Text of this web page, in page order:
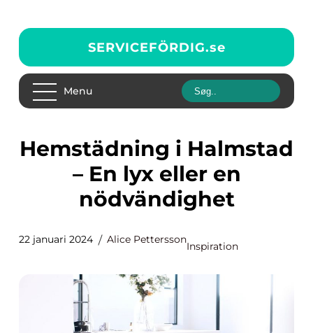
SERVICEFÖRDIG.se
Menu
Hemstädning i Halmstad
– En lyx eller en
nödvändighet
22 januari 2024 Alice Pettersson
Inspiration